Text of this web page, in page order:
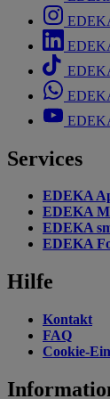
Services
EDEKA
EDEKA
EDEKA
EDEKA
Hilfe
Kontakt
FAQ
Cookie-